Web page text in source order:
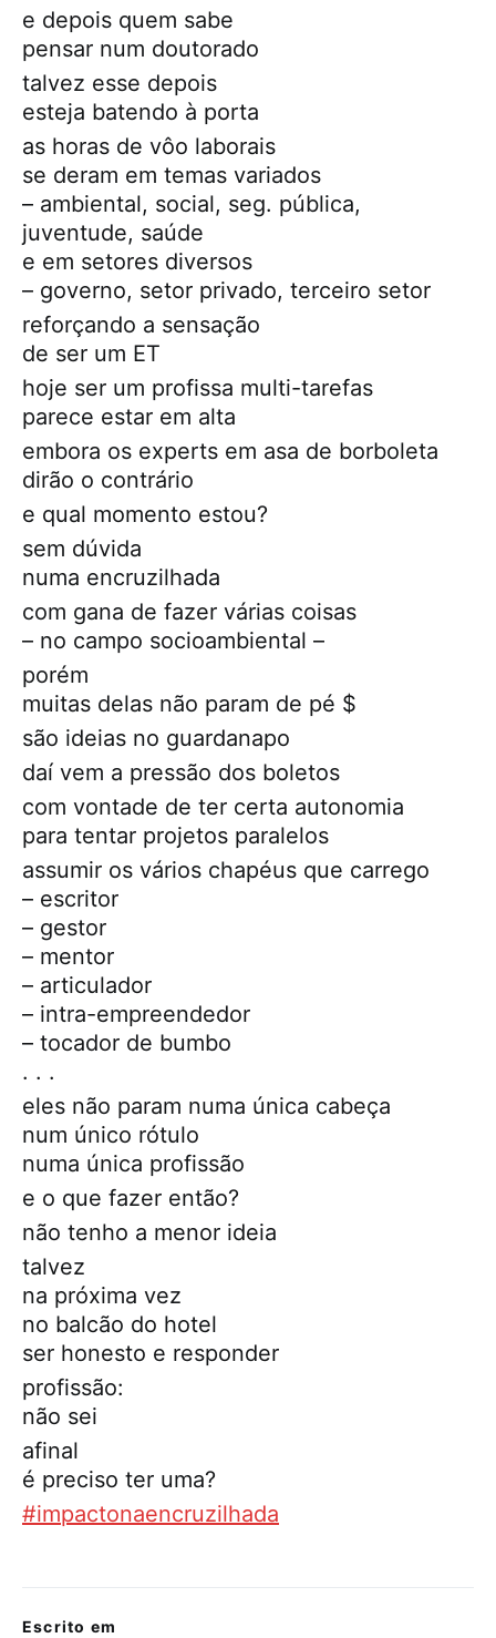
Escrito em
e depois quem sabe
pensar num doutorado
talvez esse depois
esteja batendo à porta
as horas de vôo laborais
se deram em temas variados
– ambiental, social, seg. pública,
juventude, saúde
e em setores diversos
– governo, setor privado, terceiro setor
reforçando a sensação
de ser um ET
hoje ser um profissa multi-tarefas
parece estar em alta
embora os experts em asa de borboleta
dirão o contrário
e qual momento estou?
sem dúvida
numa encruzilhada
com gana de fazer várias coisas
– no campo socioambiental –
porém
muitas delas não param de pé $
são ideias no guardanapo
daí vem a pressão dos boletos
com vontade de ter certa autonomia
para tentar projetos paralelos
assumir os vários chapéus que carrego
– escritor
– gestor
– mentor
– articulador
– intra-empreendedor
– tocador de bumbo
. . .
eles não param numa única cabeça
num único rótulo
numa única profissão
e o que fazer então?
não tenho a menor ideia
talvez
na próxima vez
no balcão do hotel
ser honesto e responder
profissão:
não sei
afinal
é preciso ter uma?
#impactonaencruzilhada